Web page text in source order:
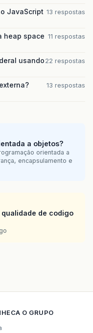
JavaScript 13 respostas
heap space 11 respostas
usando22 respostas
13 respostas
a objetos?
orientada a
encapsulamento e
de codigo
O GRUPO